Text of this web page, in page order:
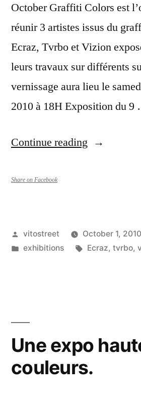
October Graffiti Colors est
réunir 3 artistes issus du
Ecraz, Tvrbo et Vizion
leurs travaux sur différents
vernissage aura lieu le
2010 à 18H Exposition du 9
Continue reading “Ecraz,
au
différents
Share on Facebook
Posted
by
vitostreet
October 1, 2010
Posted
exhibitions Tags:
Ecraz, tvrbo,
Une expo
couleurs.